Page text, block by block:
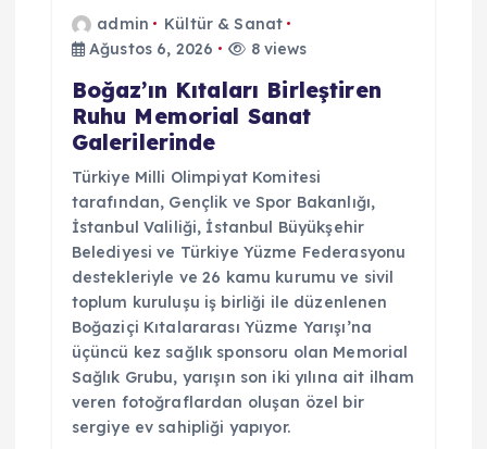
admin
Kültür & Sanat
Ağustos 6, 2026
8 views
Boğaz’ın Kıtaları Birleştiren
Ruhu Memorial Sanat
Galerilerinde
Türkiye Milli Olimpiyat Komitesi
tarafından, Gençlik ve Spor Bakanlığı,
İstanbul Valiliği, İstanbul Büyükşehir
Belediyesi ve Türkiye Yüzme Federasyonu
destekleriyle ve 26 kamu kurumu ve sivil
toplum kuruluşu iş birliği ile düzenlenen
Boğaziçi Kıtalararası Yüzme Yarışı’na
üçüncü kez sağlık sponsoru olan Memorial
Sağlık Grubu, yarışın son iki yılına ait ilham
veren fotoğraflardan oluşan özel bir
sergiye ev sahipliği yapıyor.